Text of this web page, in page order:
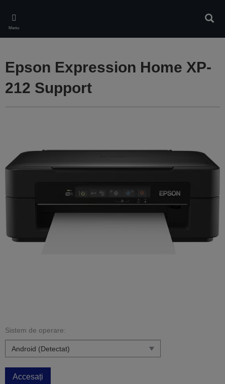
main
content
Meniu
Epson Expression Home XP-
212 Support
Sistem de operare:
Accesați